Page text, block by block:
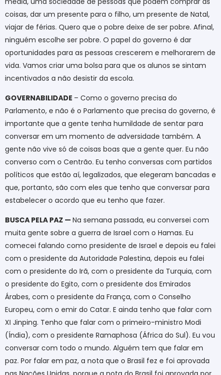
coisas, dar um presente para o filho, um presente de Natal,
viajar de férias. Quero que o pobre deixe de ser pobre. Afinal,
ninguém escolhe ser pobre. O papel do governo é dar
oportunidades para as pessoas crescerem e melhorarem de
vida. Vamos criar uma bolsa para que os alunos se sintam
incentivados a não desistir da escola.
GOVERNABILIDADE – Como o governo precisa do
Parlamento, e não é o Parlamento que precisa do governo, é
importante que a gente tenha humildade de sentar para
conversar em um momento de adversidade também. A
gente não vive só de coisas boas que a gente quer. Eu não
converso com o Centrão. Eu tenho conversas com partidos
políticos que estão aí, legalizados, que elegeram bancadas e
que, portanto, são com eles que tenho que conversar para
estabelecer o acordo que eu tenho que fazer.
BUSCA PELA PAZ — Na semana passada, eu conversei com
muita gente sobre a guerra de Israel com o Hamas. Eu
comecei falando como presidente de Israel e depois eu falei
com o presidente da Autoridade Palestina, depois eu falei
com o presidente do Irã, com o presidente da Turquia, com
o presidente do Egito, com o presidente dos Emirados
Árabes, com o presidente da França, com o Conselho
Europeu, com o emir do Catar. E ainda tenho que falar com
XI Jinping. Tenho que falar com o primeiro-ministro Modi
(Índia), com o presidente Ramaphosa (África do Sul). Eu vou
conversar com todo o mundo. Alguém tem que falar em
paz. Por falar em paz, a nota que o Brasil fez e foi aprovada